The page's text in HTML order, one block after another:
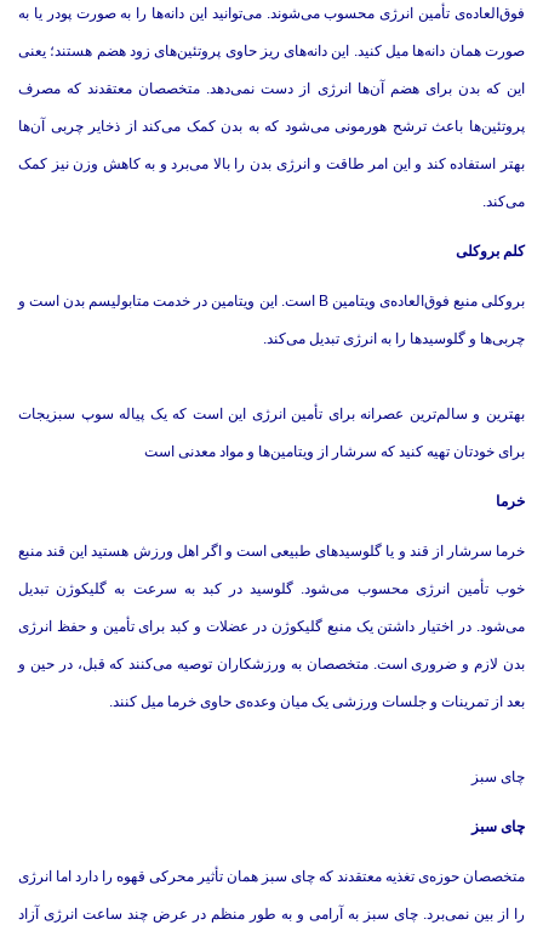
فوق‌العاده‌ی تأمین انرژی محسوب می‌شوند. می‌توانید این دانه‌ها را به صورت پودر یا به
صورت همان دانه‌ها میل کنید. این دانه‌های ریز حاوی پروتئین‌های زود هضم هستند؛ یعنی
این که بدن برای هضم آن‌ها انرژی از دست نمی‌دهد. متخصصان معتقدند که مصرف
پروتئین‌ها باعث ترشح هورمونی می‌شود که به بدن کمک می‌کند از ذخایر چربی آن‌ها
بهتر استفاده کند و این امر طاقت و انرژی بدن را بالا می‌برد و به کاهش وزن نیز کمک
می‌کند.
کلم بروکلی
بروکلی منبع فوق‌العاده‌ی ویتامین B است. این ویتامین در خدمت متابولیسم بدن است و
چربی‌ها و گلوسیدها را به انرژی تبدیل می‌کند.
بهترین و سالم‌ترین عصرانه برای تأمین انرژی این است که یک پیاله سوپ سبزیجات
برای خودتان تهیه کنید که سرشار از ویتامین‌ها و مواد معدنی است
خرما
خرما سرشار از قند و یا گلوسیدهای طبیعی است و اگر اهل ورزش هستید این قند منبع
خوب تأمین انرژی محسوب می‌شود. گلوسید در کبد به سرعت به گلیکوژن تبدیل
می‌شود. در اختیار داشتن یک منبع گلیکوژن در عضلات و کبد برای تأمین و حفظ انرژی
بدن لازم و ضروری است. متخصصان به ورزشکاران توصیه می‌کنند که قبل، در حین و
بعد از تمرینات و جلسات ورزشی یک میان وعده‌ی حاوی خرما میل کنند.
چای سبز
چای سبز
متخصصان حوزه‌ی تغذیه معتقدند که چای سبز همان تأثیر محرکی قهوه را دارد اما انرژی
را از بین نمی‌برد. چای سبز به آرامی و به طور منظم در عرض چند ساعت انرژی آزاد